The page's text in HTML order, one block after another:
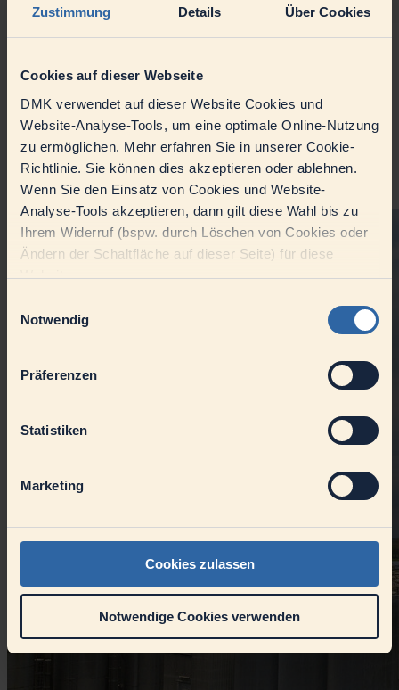
Zustimmung Details Über Cookies
Cookies auf dieser Webseite
DMK verwendet auf dieser Website Cookies und
Website-Analyse-Tools, um eine optimale Online-Nutzung
zu ermöglichen. Mehr erfahren Sie in unserer Cookie-
Richtlinie. Sie können dies akzeptieren oder ablehnen.
Wenn Sie den Einsatz von Cookies und Website-
Analyse-Tools akzeptieren, dann gilt diese Wahl bis zu
Ihrem Widerruf (bspw. durch Löschen von Cookies oder
Ändern der Schaltfläche auf dieser Seite) für diese
Website.
Notwendig
Präferenzen
Statistiken
Marketing
Cookies zulassen
Notwendige Cookies verwenden
CO2-Ausstoß, mehr Genuss
In unserer DMK-Nachhaltigkeitsstrategie 2030 streben wir an,
unseren CO2-Ausstoß zu verringern und setzen auf innovative
Projekte für eine grünere…
Artikel